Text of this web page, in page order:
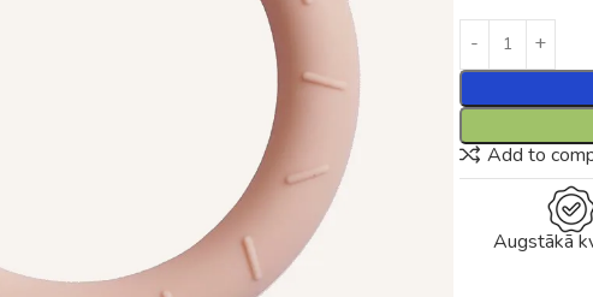
Add to
Augstākā